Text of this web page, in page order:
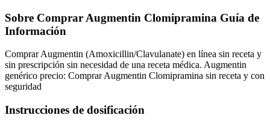
Sobre Comprar Augmentin Clomipramina Guía de
Información
Comprar Augmentin (Amoxicillin/Clavulanate) en línea sin receta y
sin prescripción sin necesidad de una receta médica. Augmentin
genérico precio: Comprar Augmentin Clomipramina sin receta y con
seguridad
Instrucciones de dosificación